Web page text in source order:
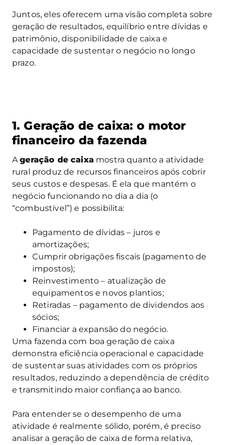
Juntos, eles oferecem uma visão completa sobre
geração de resultados, equilíbrio entre dívidas e
patrimônio, disponibilidade de caixa e
capacidade de sustentar o negócio no longo
prazo.
1. Geração de caixa: o motor
financeiro da fazenda
Ageração de caixamostra quanto a atividade
rural produz de recursos financeiros após cobrir
seus custos e despesas. É ela que mantém o
negócio funcionando no dia a dia (o
“combustível”) e possibilita:
Pagamento de dívidas – juros e
amortizações;
Cumprir obrigações fiscais (pagamento de
impostos);
Reinvestimento – atualização de
equipamentos e novos plantios;
Retiradas – pagamento de dividendos aos
sócios;
Financiar a expansão do negócio.
Uma fazenda com boa geração de caixa
demonstra eficiência operacional e capacidade
de sustentar suas atividades com os próprios
resultados, reduzindo a dependência de crédito
e transmitindo maior confiança ao banco.
Para entender se o desempenho de uma
atividade é realmente sólido, porém, é preciso
analisar a geração de caixa de forma relativa,